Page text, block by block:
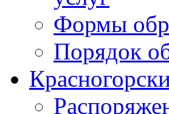
Формы
Порядок